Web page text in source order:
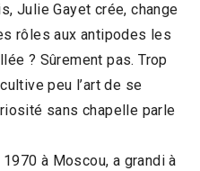
Julie Gayet crée, change
rôles aux antipodes les
? Sûrement pas. Trop
peu l’art de se
sans chapelle parle
à Moscou, a grandi à